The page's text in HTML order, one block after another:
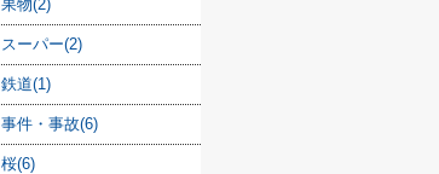
果物(2)
スーパー(2)
鉄道(1)
事件・事故(6)
桜(6)